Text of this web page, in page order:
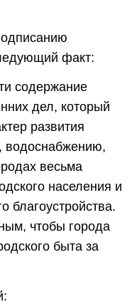
факт:
содержание
дел, который
развития
водоснабжению,
весьма
населения и
благоустройства.
чтобы города
быта за